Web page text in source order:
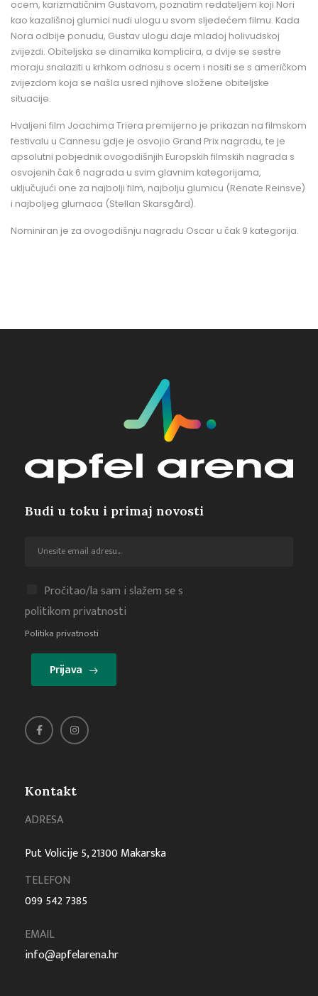
ocem, karizmatičnim Gustavom, poznatim redateljem koji Nori
kao kazališnoj glumici nudi ulogu u svom sljedećem filmu. Kada
Nora odbije ponudu, Gustav ulogu daje mladoj holivudskoj
zvijezdi. Obiteljska se dinamika komplicira, a dvije se sestre
moraju snalaziti u krhkom odnosu s ocem i nositi se s američkom
zvijezdom koja se našla usred njihove složene obiteljske
situacije.
Hvaljeni film Joachima Triera premijerno je prikazan na filmskom
festivalu u Cannesu gdje je osvojio Grand Prix nagradu, te je
apsolutni pobjednik ovogodišnjih Europskih filmskih nagrada s
osvojenih čak 6 nagrada u svim glavnim kategorijama,
uključujući one za najbolji film, najbolju glumicu (Renate Reinsve)
i najboljeg glumaca (Stellan Skarsgård).
Nominiran je za ovogodišnju nagradu Oscar u čak 9 kategorija.
Kontakt
ADRESA
Put Volicije 5, 21300 Makarska
TELEFON
099 542 7385
EMAIL
info@apfelarena.hr
Budi u toku i primaj novosti
Pročitao/la sam i slažem se s
politikom privatnosti
Politika privatnosti
Prijava